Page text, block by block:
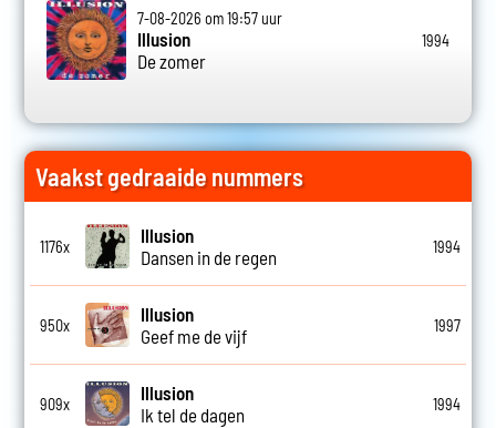
7-08-2026 om 19:57 uur
Illusion
De zomer
1994
Vaakst gedraaide nummers
1176x
Illusion
Dansen in de regen
1994
950x
Illusion
Geef me de vijf
1997
909x
Illusion
Ik tel de dagen
1994